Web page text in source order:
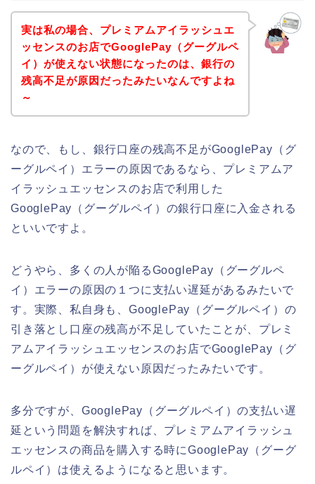
実は私の場合、プレミアムアイラッシュエ
ッセンスのお店でGooglePay（グーグルペ
イ）が使えない状態になったのは、銀行の
残高不足が原因だったみたいなんですよね
～
なので、もし、銀行口座の残高不足がGooglePay（グ
ーグルペイ）エラーの原因であるなら、プレミアムア
イラッシュエッセンスのお店で利用した
GooglePay（グーグルペイ）の銀行口座に入金される
といいですよ。
どうやら、多くの人が陥るGooglePay（グーグルペ
イ）エラーの原因の１つに支払い遅延があるみたいで
す。実際、私自身も、GooglePay（グーグルペイ）の
引き落とし口座の残高が不足していたことが、プレミ
アムアイラッシュエッセンスのお店でGooglePay（グ
ーグルペイ）が使えない原因だったみたいです。
多分ですが、GooglePay（グーグルペイ）の支払い遅
延という問題を解決すれば、プレミアムアイラッシュ
エッセンスの商品を購入する時にGooglePay（グーグ
ルペイ）は使えるようになると思います。